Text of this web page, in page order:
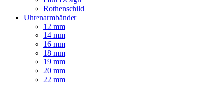
Rothenschild
Uhrenarmbänder
12 mm
14 mm
16 mm
18 mm
19 mm
20 mm
22 mm